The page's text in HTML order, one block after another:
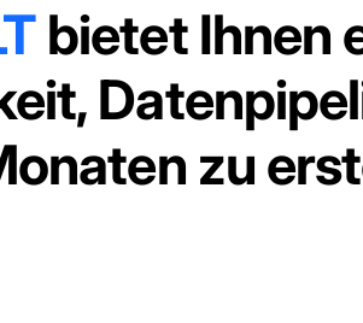
bietet Ihnen
zu